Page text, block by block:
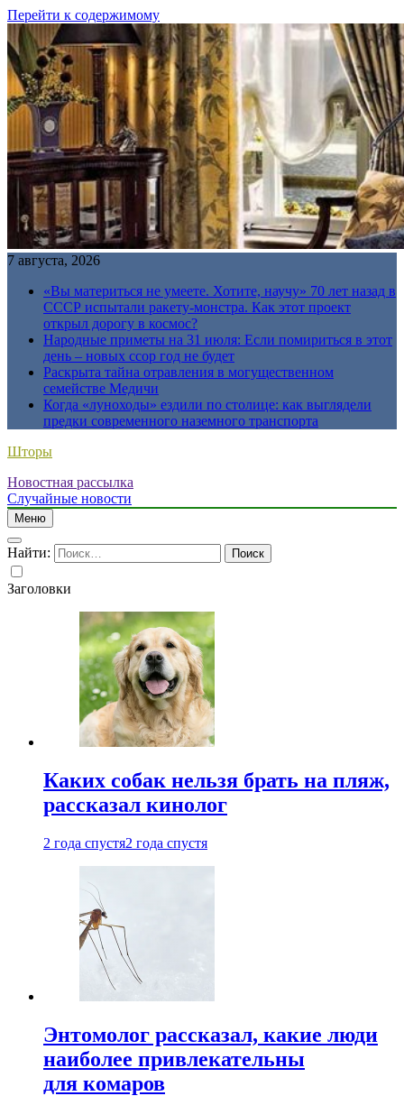
Перейти к содержимому
7 августа, 2026
«Вы материться не умеете. Хотите, научу» 70 лет назад в
СССР испытали ракету-монстра. Как этот проект
открыл дорогу в космос?
Народные приметы на 31 июля: Если помириться в этот
день – новых ссор год не будет
Раскрыта тайна отравления в могущественном
семействе Медичи
Когда «луноходы» ездили по столице: как выглядели
предки современного наземного транспорта
Шторы
Новостная рассылка
Случайные новости
Меню
Найти:
Заголовки
Каких собак нельзя брать на пляж,
рассказал кинолог
2 года спустя2 года спустя
Энтомолог рассказал, какие люди
наиболее привлекательны
для комаров